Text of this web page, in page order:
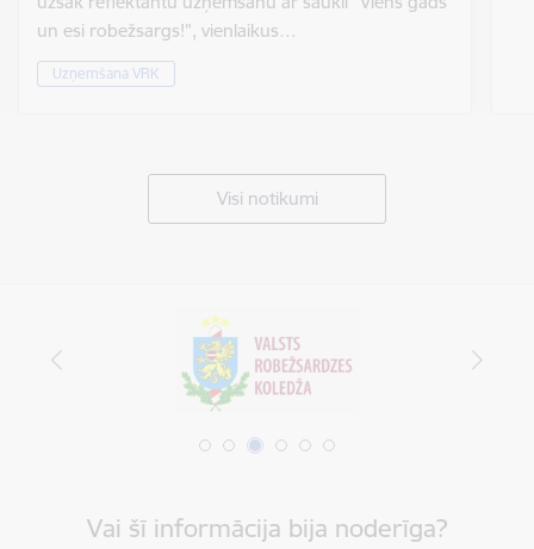
un esi robežsargs!”, vienlaikus…
Uzņemšana VRK
Visi notikumi
Vai šī informācija bija noderīga?